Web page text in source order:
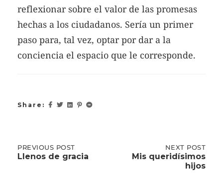
reflexionar sobre el valor de las promesas
hechas a los ciudadanos. Sería un primer
paso para, tal vez, optar por dar a la
conciencia el espacio que le corresponde.
Share:
Post
PREVIOUS
POST:
PREVIOUS POST
Llenos de gracia
POST:
NEXT POST
Mis queridísimos
hijos